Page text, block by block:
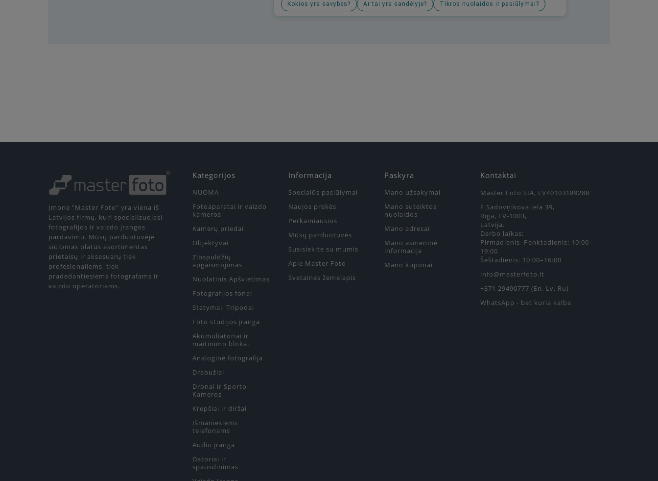
Kokios yra savybės?
Ar tai yra sandėlyje? Tikros nuolaidos ir pasiūlymai?
Įmonė "Master Foto" yra viena iš
Latvijos firmų, kuri specializuojasi
fotografijos ir vaizdo įrangos
pardavimu. Mūsų parduotuvėje
siūlomas platus asortimentas
prietaisų ir aksesuarų tiek
profesionaliems, tiek
pradedantiesiems fotografams ir
vaizdo operatoriams.
Kategorijos
NUOMA
Fotoaparatai ir vaizdo
kameros
Kamerų priedai
Objektyvai
Zibspuldžių
apgaismojimas
Nuolatinis Apšvietimas
Fotografijos fonai
Statymai, Tripodai
Foto studijos įranga
Akumuliatoriai ir
maitinimo blokai
Analoginė fotografija
Drabužiai
Dronai ir Sporto
Kameros
Krepšiai ir diržai
Išmaniesiems
telefonams
Audio įranga
Datoriai ir
spausdinimas
Informacija
Specialūs pasiūlymai
Naujos prekės
Perkamiausios
Mūsų parduotuvės
Susisiekite su mumis
Apie Master Foto
Svetainės žemėlapis
Paskyra
Mano užsakymai
Mano suteiktos
nuolaidos
Mano adresai
Mano asmeninė
informacija
Mano kuponai
Kontaktai
Master Foto SIA, LV40103189288
F.Sadovņikova iela 39,
Rīga, LV-1003,
Latvija.
Darbo laikas:
Pirmadienis–Penktadienis: 10:00–
19:00
Šeštadienis: 10:00–16:00
info@masterfoto.lt
+371 29490777 (En, Lv, Ru)
WhatsApp - bet kuria kalba